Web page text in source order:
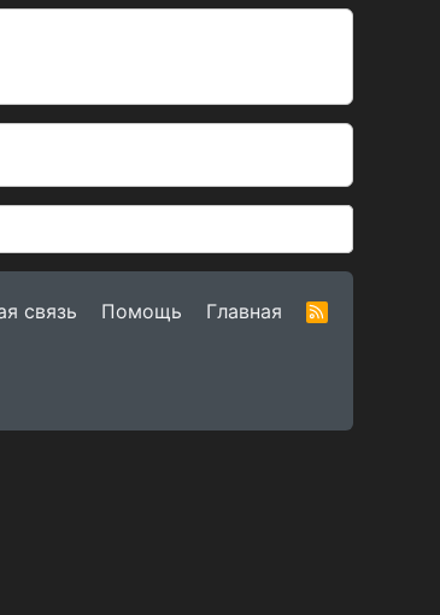
связь Помощь Главная